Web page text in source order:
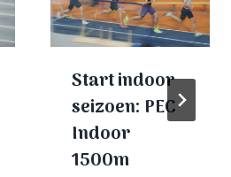
Start indoor
seizoen: PEC
Indoor
1500m